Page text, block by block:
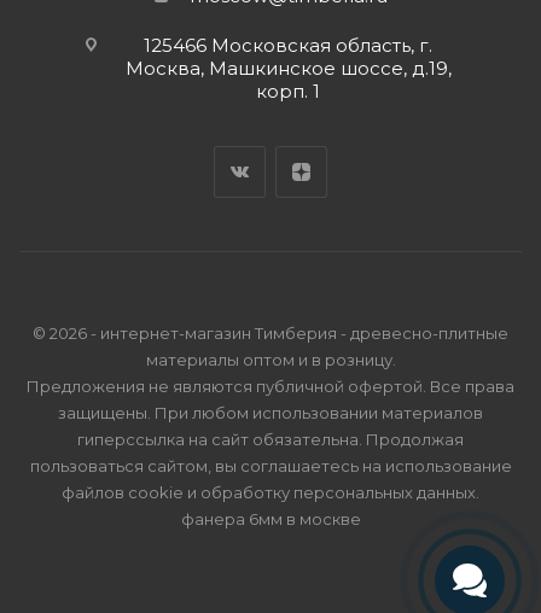
125466 Московская область, г.
Москва, Машкинское шоссе, д.19,
корп. 1
© 2026 - интернет-магазин Тимберия - древесно-плитные
материалы оптом и в розницу.
Предложения не являются публичной офертой. Все права
защищены. При любом использовании материалов
гиперссылка на сайт обязательна. Продолжая
пользоваться сайтом, вы соглашаетесь на использование
файлов cookie и обработку персональных данных
фанера 6мм в москве